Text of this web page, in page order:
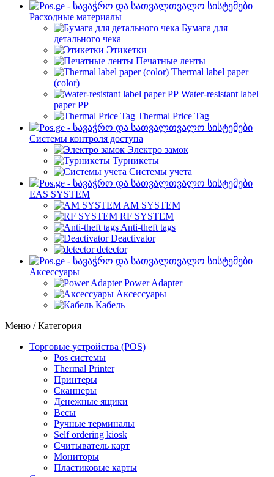
Расходные материалы
Бумага для
детального чека
Этикетки
Печатные ленты
Thermal label paper
(color)
Water-resistant label
paper PP
Thermal Price Tag
Системы контроля доступа
Электро замок
Турникеты
Cистемы учета
EAS SYSTEM
AM SYSTEM
RF SYSTEM
Anti-theft tags
Deactivator
detector
Аксессуары
Power Adapter
Аксессуары
Кабель
Меню / Категория
Торговые устройства (POS)
Pos системы
Thermal Printer
Принтеры
Сканнеры
Денежные ящики
Весы
Ручные терминалы
Self ordering kiosk
Считыватель карт
Мониторы
Пластиковые карты